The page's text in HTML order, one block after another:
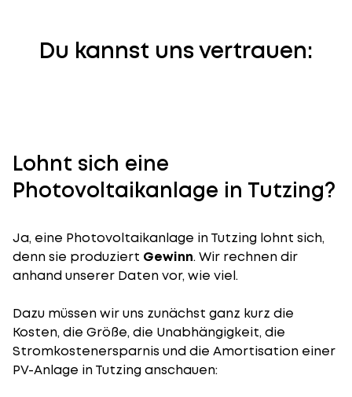
Du kannst uns vertrauen:
Lohnt sich eine
Photovoltaikanlage in Tutzing?
Ja, eine Photovoltaikanlage in Tutzing lohnt sich,
denn sie produziert Gewinn. Wir rechnen dir
anhand unserer Daten vor, wie viel.
Dazu müssen wir uns zunächst ganz kurz die
Kosten, die Größe, die Unabhängigkeit, die
Stromkostenersparnis und die Amortisation einer
PV-Anlage in Tutzing anschauen: